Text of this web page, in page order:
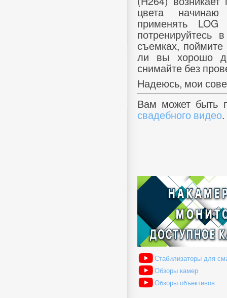
цвета начинаю
применять LOG
съемках,
ли вы хорошо
снимайте без
Надеюсь, мои
Вам может быть
свадебного видео.
Стабилизаторы для
Обзоры камер
Обзоры объективов